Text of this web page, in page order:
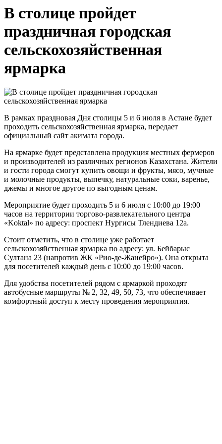
В столице пройдет
праздничная городская
сельскохозяйственная
ярмарка
В рамках праздновая Дня столицы 5 и 6 июля в Астане будет
проходить сельскохозяйственная ярмарка, передает
официальный сайт акимата города.
На ярмарке будет представлена продукция местных фермеров
и производителей из различных регионов Казахстана. Жители
и гости города смогут купить овощи и фрукты, мясо, мучные
и молочные продукты, выпечку, натуральные соки, варенье,
джемы и многое другое по выгодным ценам.
Мероприятие будет проходить 5 и 6 июля с 10:00 до 19:00
часов на территории торгово-развлекательного центра
«Koktal» по адресу: проспект Нургисы Тлендиева 12а.
Стоит отметить, что в столице уже работает
сельскохозяйственная ярмарка по адресу: ул. Бейбарыс
Султана 23 (напротив ЖК «Рио-де-Жанейро»). Она открыта
для посетителей каждый день с 10:00 до 19:00 часов.
Для удобства посетителей рядом с ярмаркой проходят
автобусные маршруты № 2, 32, 49, 50, 73, что обеспечивает
комфортный доступ к месту проведения мероприятия.